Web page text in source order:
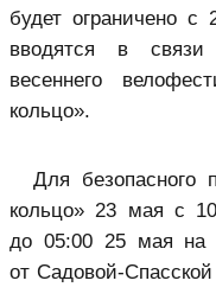
будет ограничено
вводятся в связи
весеннего
кольцо».
Для безопасного
кольцо» 23 мая с
до 05:00 25 мая на
от Садовой-